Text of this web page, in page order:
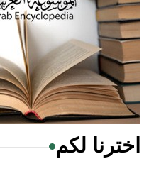
- هل تعلم أن المرجان
من مادة كربونات
أجود أنواعه، ويمتاز بكبر
هل تعلم أن الأبسيد كلمة
اخترنا لكم